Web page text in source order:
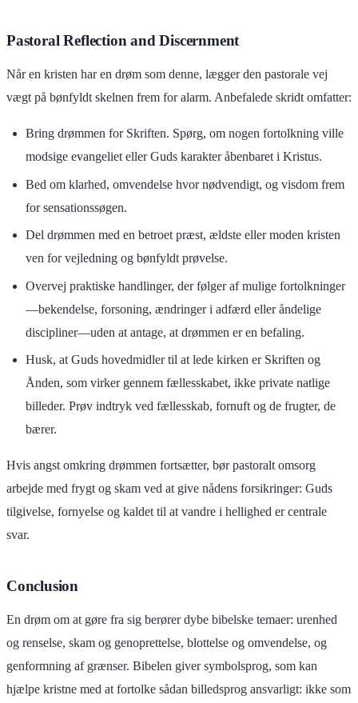
Pastoral Reflection and Discernment
Når en kristen har en drøm som denne, lægger den pastorale vej
vægt på bønfyldt skelnen frem for alarm. Anbefalede skridt omfatter:
Bring drømmen for Skriften. Spørg, om nogen fortolkning ville
modsige evangeliet eller Guds karakter åbenbaret i Kristus.
Bed om klarhed, omvendelse hvor nødvendigt, og visdom frem
for sensationssøgen.
Del drømmen med en betroet præst, ældste eller moden kristen
ven for vejledning og bønfyldt prøvelse.
Overvej praktiske handlinger, der følger af mulige fortolkninger
—bekendelse, forsoning, ændringer i adfærd eller åndelige
discipliner—uden at antage, at drømmen er en befaling.
Husk, at Guds hovedmidler til at lede kirken er Skriften og
Ånden, som virker gennem fællesskabet, ikke private natlige
billeder. Prøv indtryk ved fællesskab, fornuft og de frugter, de
bærer.
Hvis angst omkring drømmen fortsætter, bør pastoralt omsorg
arbejde med frygt og skam ved at give nådens forsikringer: Guds
tilgivelse, fornyelse og kaldet til at vandre i hellighed er centrale
svar.
Conclusion
En drøm om at gøre fra sig berører dybe bibelske temaer: urenhed
og renselse, skam og genoprettelse, blottelse og omvendelse, og
genformning af grænser. Bibelen giver symbolsprog, som kan
hjælpe kristne med at fortolke sådan billedsprog ansvarligt: ikke som